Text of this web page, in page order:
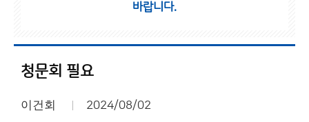
바랍니다.
청문회 필요
이건회 2024/08/02